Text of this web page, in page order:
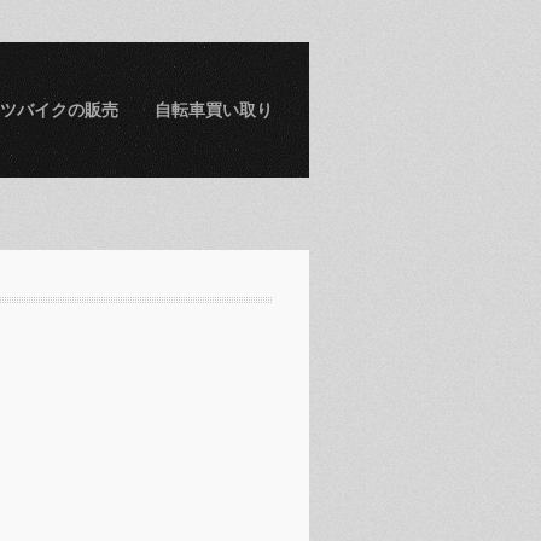
バイクの販売 自転車買い取り